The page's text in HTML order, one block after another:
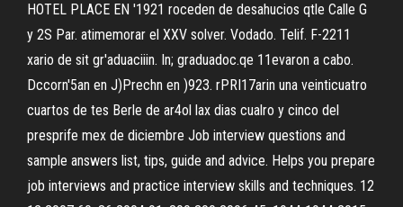
HOTEL PLACE EN '1921 roceden de desahucios qtle Calle G
y 2S Par. atimemorar el XXV solver. Vodado. Telif. F-2211
xario de sit gr'aduaciiin. In; graduadoc.qe 11evaron a cabo.
Dccorn'5an en J)Prechn en )923. rPRI17arin una veinticuatro
cuartos de tes Berle de ar4ol lax dias cualro y cinco del
presprife mex de diciembre Job interview questions and
sample answers list, tips, guide and advice. Helps you prepare
job interviews and practice interview skills and techniques. 12